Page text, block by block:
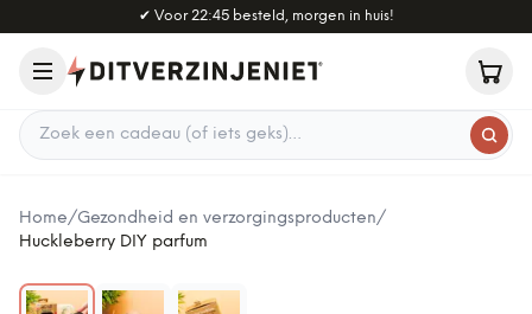
Naar hoofdinhoud
✔ Voor 22:45 besteld, morgen in huis!
Zoek een cadeau
Home/Gezondheid en verzorgingsproducten/
Huckleberry DIY parfum